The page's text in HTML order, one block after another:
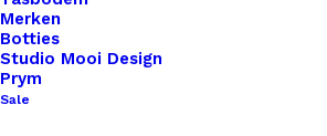
Merken
Botties
Studio Mooi Design
Prym
Sale